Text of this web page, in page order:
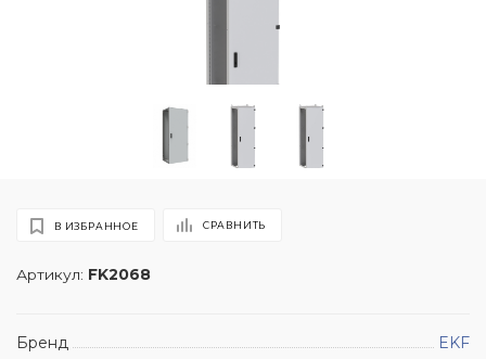
Артикул: FK2068
В ИЗБРАННОЕ СРАВНИТЬ
Бренд
EKF